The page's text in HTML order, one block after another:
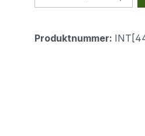
Produktnummer: